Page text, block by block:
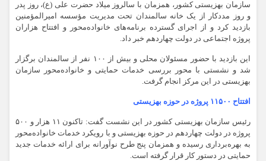
سازمان بهزیستی کشور، همزمان با سالروز میلاد حضرت علی (ع)، روز پدر
و روز مددکار از یک خانه سالمندان تحت مدیریت مؤسسه امیرالمؤمنین
بازدید کرد و از اجرای گسترده برنامه‌های خانواده‌محور و افتتاح هزاران
پروژه اجتماعی در دولت چهاردهم خبر داد.
این بازدید با حضور مسئولان محلی و بیش از ۱۰۰ نفر از سالمندان برگزار
شد و نشستی با محور بررسی خدمات حمایتی و خانواده‌محور سازمان
بهزیستی در این مرکز انجام گرفت.
افتتاح ۱۱۵۰۰ پروژه در حوزه بهزیستی
رئیس سازمان بهزیستی کشور در این نشست گفت: تاکنون ۱۱ هزار و ۵۰۰
پروژه در دولت چهاردهم در حوزه بهزیستی و با رویکرد خدمات خانواده‌محور
به بهره‌برداری رسیده و همزمان پنج طرح نوآورانه برای ارائه خدمات جدید
حمایتی در دستور کار قرار گرفته است.